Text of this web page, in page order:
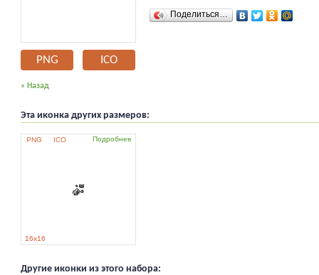
PNG ICO
Поделиться…
« Назад
Эта иконка других размеров:
PNG ICO Подробнее
16x16
Другие иконки из этого набора: